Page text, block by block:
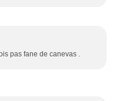
pas fane de canevas .